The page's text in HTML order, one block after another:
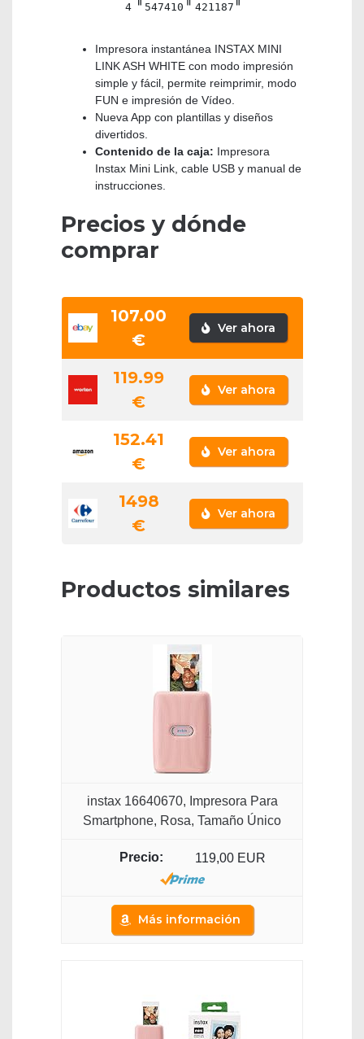
4 547410 421187
Impresora instantánea INSTAX MINI
LINK ASH WHITE con modo impresión
simple y fácil, permite reimprimir, modo
FUN e impresión de Vídeo.
Nueva App con plantillas y diseños
divertidos.
Contenido de la caja: Impresora
Instax Mini Link, cable USB y manual de
instrucciones.
Precios y dónde
comprar
107.00
€
Ver ahora
119.99
€
Ver ahora
152.41
€
Ver ahora
1498
€
Ver ahora
Productos similares
instax 16640670, Impresora Para
Smartphone, Rosa, Tamaño Único
119,00 EUR
Más información